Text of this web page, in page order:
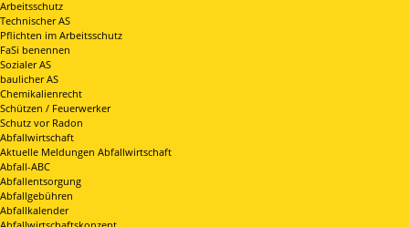
Arbeitsschutz
Technischer AS
Pflichten im Arbeitsschutz
FaSi benennen
Sozialer AS
baulicher AS
Chemikalienrecht
Schützen / Feuerwerker
Schutz vor Radon
Abfallwirtschaft
Aktuelle Meldungen Abfallwirtschaft
Abfall-ABC
Abfallentsorgung
Abfallgebühren
Abfallkalender